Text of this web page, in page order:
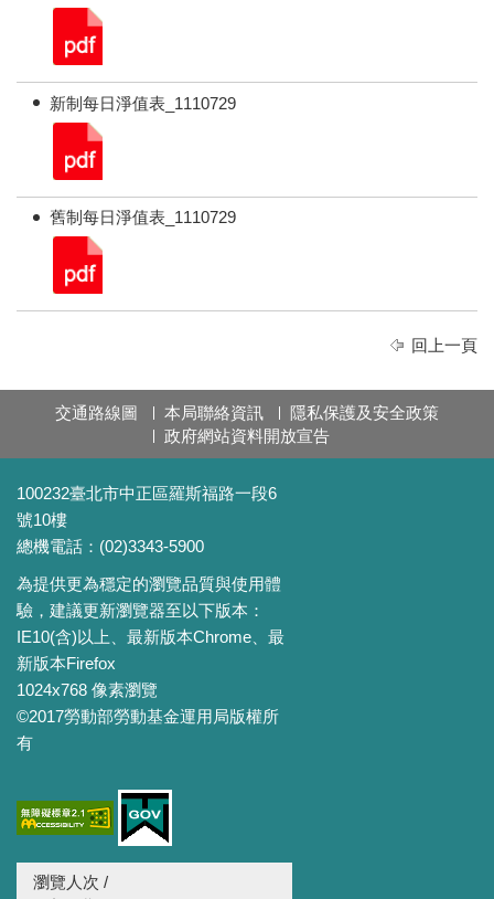
新制每日淨值表_1110729
舊制每日淨值表_1110729
回上一頁
交通路線圖 本局聯絡資訊
隱私保護及安全政策
政府網站資料開放宣告
100232臺北市中正區羅斯福路一段6
號10樓
總機電話：(02)3343-5900
為提供更為穩定的瀏覽品質與使用體
驗，建議更新瀏覽器至以下版本：
IE10(含)以上、最新版本Chrome、最
新版本Firefox
1024x768 像素瀏覽
©2017勞動部勞動基金運用局版權所
有
瀏覽人次 /